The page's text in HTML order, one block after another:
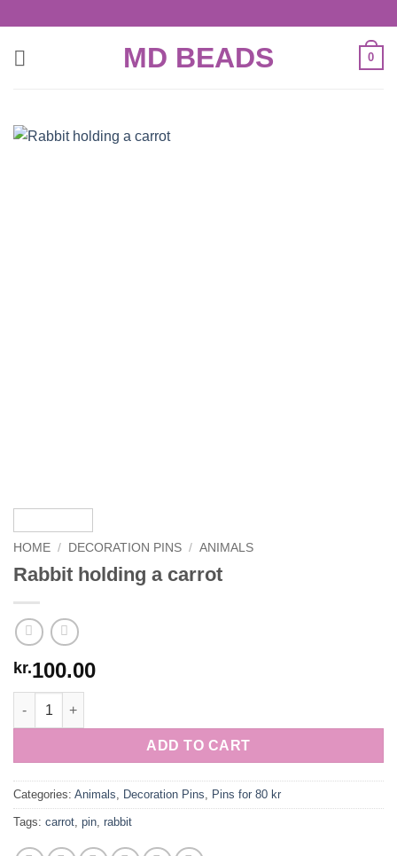
content
MD BEADS 0
HOME / DECORATION PINS / ANIMALS
Rabbit holding a carrot
kr.100.00
Rabbit holding a carrot quantity
ADD TO CART
Categories: Animals, Decoration Pins, Pins for 80 kr
Tags: carrot, pin, rabbit